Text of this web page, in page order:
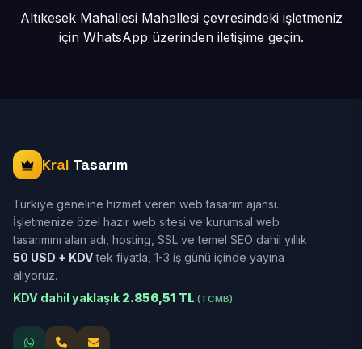
Altıkesek Mahallesi Mahallesi çevresindeki işletmeniz
için WhatsApp üzerinden iletişime geçin.
Kral Tasarım
Türkiye geneline hizmet veren web tasarım ajansı.
İşletmenize özel hazır web sitesi ve kurumsal web
tasarımını alan adı, hosting, SSL ve temel SEO dahil yıllık
50 USD + KDVtek fiyatla, 1-3 iş günü içinde yayına
alıyoruz.
KDV dahil yaklaşık 2.856,51 TL (TCMB)